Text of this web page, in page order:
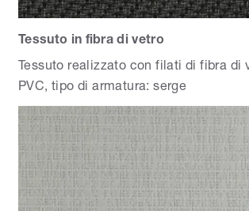
Tessuto in fibra di vetro
Tessuto realizzato con filati di fibra di
PVC, tipo di armatura: serge